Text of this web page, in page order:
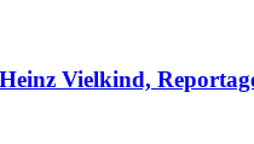
Vielkind,